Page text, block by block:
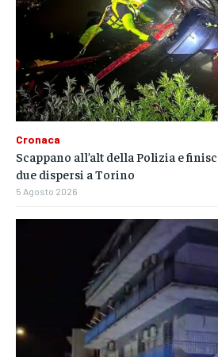
Cronaca
Scappano all’alt della Polizia e
due dispersi a Torino
5 Agosto 2026